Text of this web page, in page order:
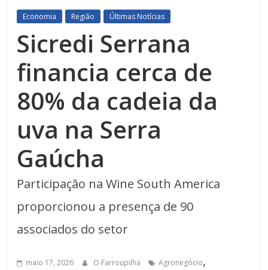
Economia Região Últimas Notícias
Sicredi Serrana
financia cerca de
80% da cadeia da
uva na Serra
Gaúcha
Participação na Wine South America
proporcionou a presença de 90
associados do setor
maio 17, 2026 O Farroupilha Agronegócio,